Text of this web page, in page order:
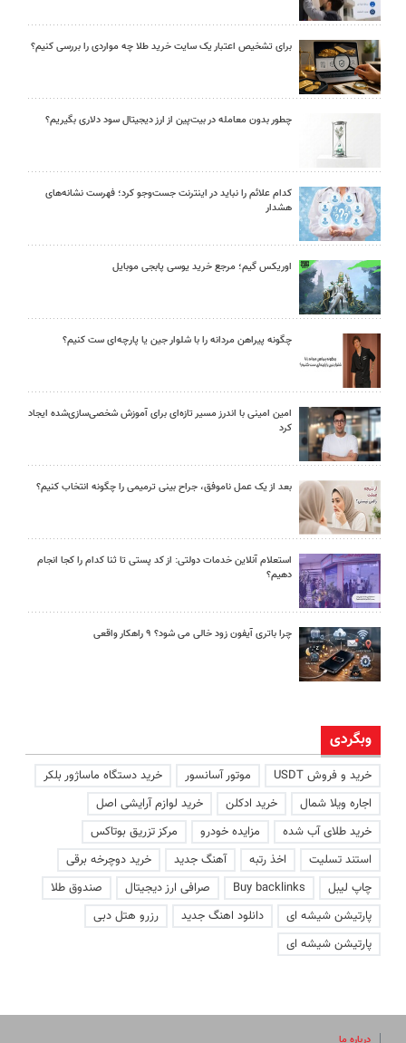
برای تشخیص اعتبار یک سایت خرید طلا چه مواردی را بررسی کنیم؟
چطور بدون معامله در بیت‌پین از ارز دیجیتال سود دلاری بگیریم؟
کدام علائم را نباید در اینترنت جست‌وجو کرد؛ فهرست نشانه‌های
هشدار
اوریکس گیم؛ مرجع خرید یوسی پابجی موبایل
چگونه پیراهن مردانه را با شلوار جین یا پارچه‌ای ست کنیم؟
امین امینی با اندرز مسیر تازه‌ای برای آموزش شخصی‌سازی‌شده ایجاد
کرد
بعد از یک عمل ناموفق، جراح بینی ترمیمی را چگونه انتخاب کنیم؟
استعلام آنلاین خدمات دولتی: از کد پستی تا ثنا کدام را کجا انجام
دهیم؟
چرا باتری آیفون زود خالی می شود؟ ۹ راهکار واقعی
وبگردی
خرید و فروش USDT موتور آسانسور
خرید دستگاه ماساژور بلکر
اجاره ویلا شمال
خرید ادکلن
خرید لوازم آرایشی اصل
خرید طلای آب شده
مزایده خودرو
مرکز تزریق بوتاکس
استند تسلیت
اخذ رتبه آهنگ جدید
خرید دوچرخه برقی
چاپ لیبل
Buy backlinks صرافی ارز دیجیتال
صندوق طلا
پارتیشن شیشه ای
دانلود اهنگ جدید
رزرو هتل دبی
پارتیشن شیشه ای